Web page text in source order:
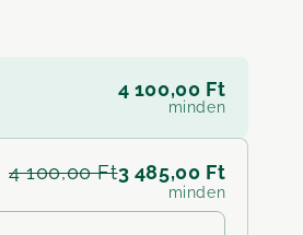
4 100,00 Ft
minden
4 100,00 Ft3 485,00 Ft
minden